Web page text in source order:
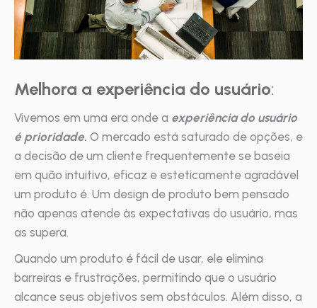
Melhora a experiência do usuário:
Vivemos em uma era onde a experiência do usuário
é prioridade. O mercado está saturado de opções, e
a decisão de um cliente frequentemente se baseia
em quão intuitivo, eficaz e esteticamente agradável
um produto é. Um design de produto bem pensado
não apenas atende às expectativas do usuário, mas
as supera.
Quando um produto é fácil de usar, ele elimina
barreiras e frustrações, permitindo que o usuário
alcance seus objetivos sem obstáculos. Além disso, a